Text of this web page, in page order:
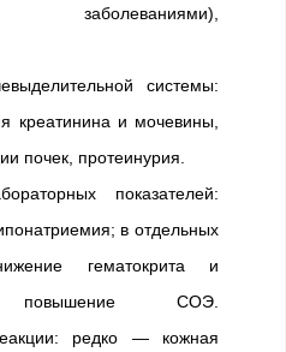
заболеваниями),
системы:
креатинина и мочевины,
почек, протеинурия.
показателей:
в отдельных
гематокрита и
повышение СОЭ.
редко — кожная